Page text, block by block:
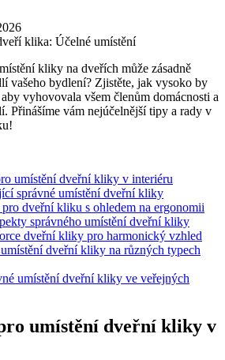
⁣kliky na dveřích může zásadně
vašeho bydlení? Zjistěte, jak vysoko by
vyhovovala všem členům ​domácnosti‌ a
Přinášíme vám nejúčelnější tipy a ‌rady ⁢v
umístění dveřní ⁣kliky v interiéru
správné umístění dveřní kliky
dveřní kliku⁤ s ohledem ‍na ⁤ergonomii
správného umístění dveřní ⁣kliky
dveřní⁤ kliky⁢ pro harmonický vzhled
⁣dveřní kliky na různých typech
umístění dveřní kliky ve veřejných
umístění dveřní ⁣kliky v